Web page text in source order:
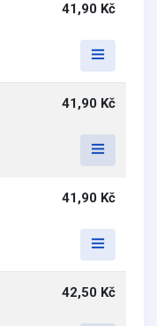
41,90 Kč
41,90 Kč
41,90 Kč
42,50 Kč